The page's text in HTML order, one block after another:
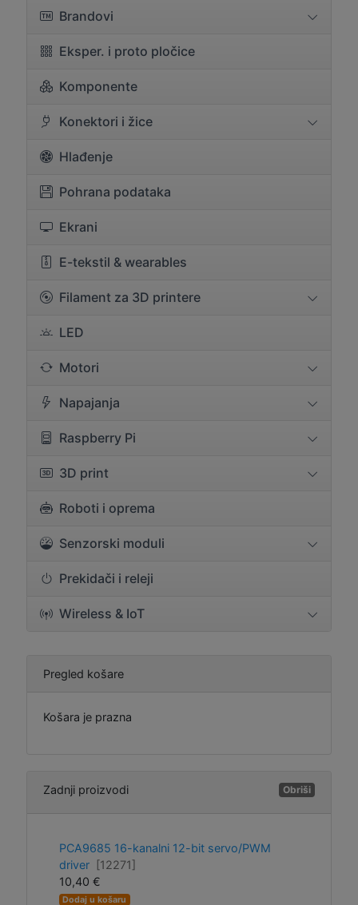
Brandovi
Eksper. i proto pločice
Komponente
Konektori i žice
Hlađenje
Pohrana podataka
Ekrani
E-tekstil & wearables
Filament za 3D printere
LED
Motori
Napajanja
Raspberry Pi
3D print
Roboti i oprema
Senzorski moduli
Prekidači i releji
Wireless & IoT
Pregled košare
Košara je prazna
Zadnji proizvodi Obriši
PCA9685 16-kanalni 12-bit servo/PWM
driver
[12271]
10,40 €
Dodaj u košaru